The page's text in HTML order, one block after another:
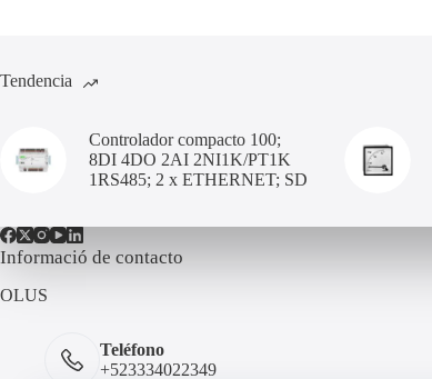
Tendencia
Controlador compacto 100;
8DI 4DO 2AI 2NI1K/PT1K
1RS485; 2 x ETHERNET; SD
Informació de contacto
OLUS
Teléfono
+523334022349